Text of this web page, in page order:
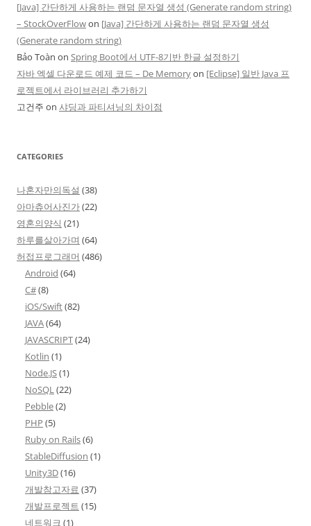
[Java] 간단하게 사용하는 랜덤 문자열 생성 (Generate random string)
– StockOverFlowon [Java] 간단하게 사용하는 랜덤 문자열 생성
(Generate random string)
Bảo Toàn on Spring Boot에서 UTF-8기반 한글 설정하기
자바 엑셀 다운로드 예제 코드 – De Memoryon [Eclipse] 일반 Java 프
로젝트에서 라이브러리 추가하기
고건주 on 샤딩과 파티셔닝의 차이점
CATEGORIES
나혼자만의독설 (38)
아마츄어사진가(22)
영혼의양식 (21)
하루를살아가며 (64)
허접프로그래머 (486)
Android (64)
C#(8)
iOS/Swift(82)
JAVA(64)
JAVASCRIPT(24)
Kotlin (1)
Node.JS(1)
NoSQL(22)
Pebble(2)
PHP (5)
Ruby on Rails(6)
StableDiffusion (1)
Unity3D(16)
개발참고자료 (37)
개발프로젝트 (15)
네트워크 (1)